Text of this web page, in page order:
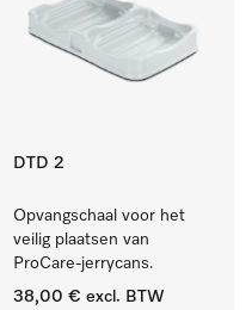
DTD 2
Opvangschaal voor het
veilig plaatsen van
ProCare-jerrycans.
38,00 € excl. BTW